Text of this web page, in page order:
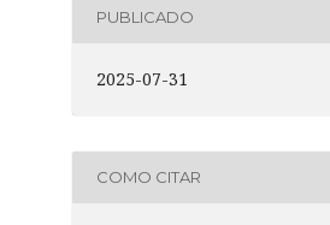
PUBLICADO
2025-07-31
COMO CITAR